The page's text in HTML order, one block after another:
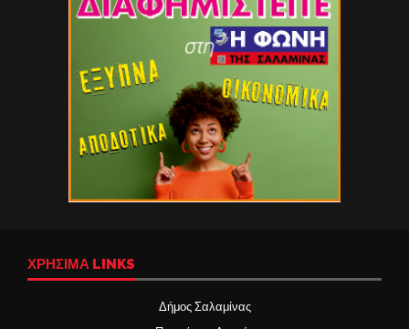
ΧΡΉΣΙΜΑ LINKS
Δήμος Σαλαμίνας